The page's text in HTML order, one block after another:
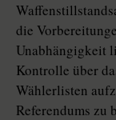
die
Unabhängigkeit
Kontrolle über
Wählerlisten
Referendums zu